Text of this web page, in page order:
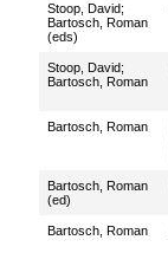
Stoop, David;
Bartosch, Roman
(eds)
Stoop, David;
Bartosch, Roman
Bartosch, Roman
Bartosch, Roman
(ed)
Bartosch, Roman